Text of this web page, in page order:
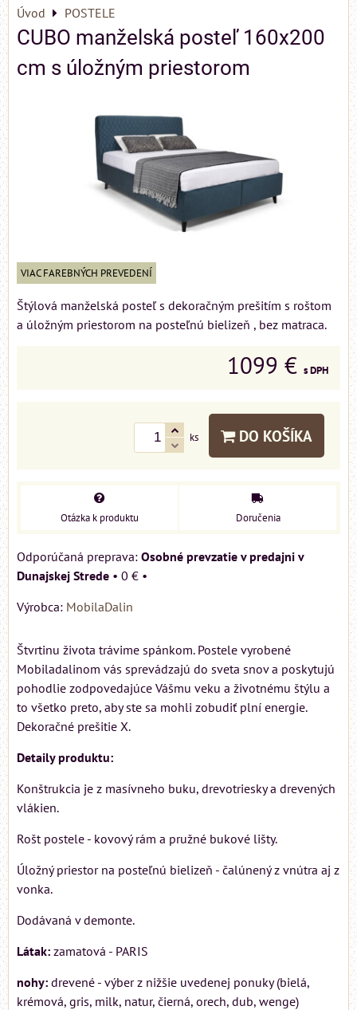
Úvod POSTELE
CUBO manželská posteľ 160x200
cm s úložným priestorom
VIAC FAREBNÝCH PREVEDENÍ
Štýlová manželská posteľ s dekoračným prešitím s roštom
a úložným priestorom na posteľnú bielizeň , bez matraca.
1099 € s DPH
ks DO KOŠÍKA
Otázka k produktu Doručenia
Osobné prevzatie v predajni v
Dunajskej Strede • 0 € •
Výrobca: MobilaDalin
Štvrtinu života trávime spánkom. Postele vyrobené
Mobiladalinom vás sprevádzajú do sveta snov a poskytujú
pohodlie zodpovedajúce Vášmu veku a životnému štýlu a
to všetko preto, aby ste sa mohli zobudiť plní energie.
Dekoračné prešitie X.
Detaily produktu:
Konštrukcia je z masívneho buku, drevotriesky a drevených
vlákien.
Rošt postele - kovový rám a pružné bukové lišty.
Úložný priestor na posteľnú bielizeň - čalúnený z vnútra aj z
vonka.
Dodávaná v demonte.
Látak: zamatová - PARIS
nohy: drevené - výber z nižšie uvedenej ponuky (bielá,
krémová, gris, milk, natur, čierná, orech, dub, wenge)